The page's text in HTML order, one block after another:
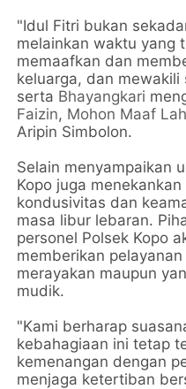
"Idul Fitri bukan
melainkan waktu yang
memaafkan dan
keluarga, dan mewakili
serta Bhayangkari
Faizin, Mohon Maaf
Aripin Simbolon.
Selain menyampaikan
Kopo juga
kondusivitas dan
masa libur lebaran.
personel Polsek Kopo
memberikan
merayakan maupun
mudik.
"Kami berharap
kebahagiaan ini tetap
kemenangan dengan
menjaga ketertiban